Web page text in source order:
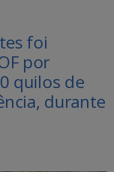
foi
por
quilos de
durante